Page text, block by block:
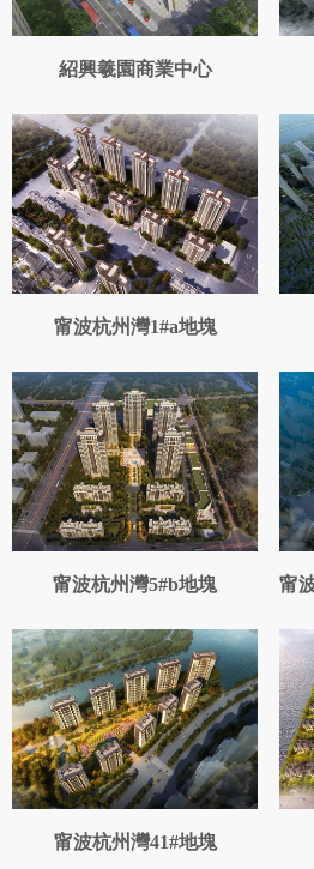
紹興羲園商業中心
甯波杭州灣1#a地塊
甯波杭州灣5#b地塊
甯波杭州灣41#地塊